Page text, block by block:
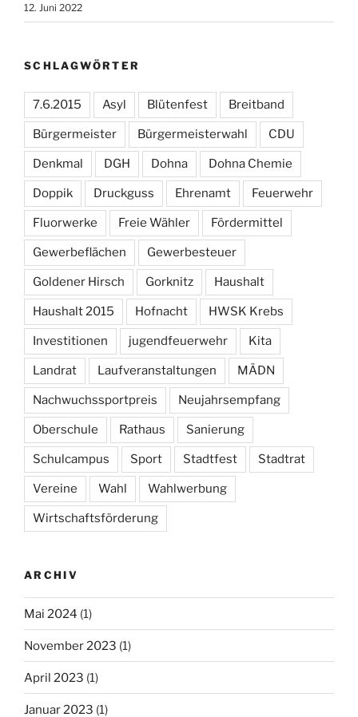
12. Juni 2022
SCHLAGWÖRTER
7.6.2015 Asyl Blütenfest Breitband
Bürgermeister Bürgermeisterwahl CDU
Denkmal DGH Dohna Dohna Chemie
Doppik Druckguss Ehrenamt Feuerwehr
Fluorwerke Freie Wähler Fördermittel
Gewerbeflächen Gewerbesteuer
Goldener Hirsch Gorknitz Haushalt
Haushalt 2015 Hofnacht HWSK Krebs
Investitionen jugendfeuerwehr Kita
Landrat Laufveranstaltungen MÄDN
Nachwuchssportpreis Neujahrsempfang
Oberschule Rathaus Sanierung
Schulcampus Sport Stadtfest Stadtrat
Vereine Wahl Wahlwerbung
Wirtschaftsförderung
ARCHIV
Mai 2024 (1)
November 2023 (1)
April 2023 (1)
Januar 2023 (1)